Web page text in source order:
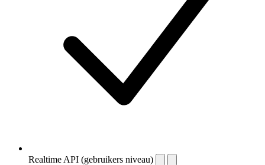
Realtime API (gebruikers niveau)